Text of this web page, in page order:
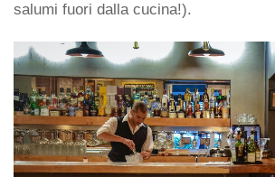
salumi fuori dalla cucina!).